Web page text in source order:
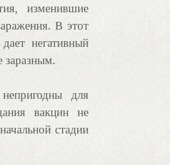
изменившие
В этот
негативный
заразным.
для
вакцин не
стадии